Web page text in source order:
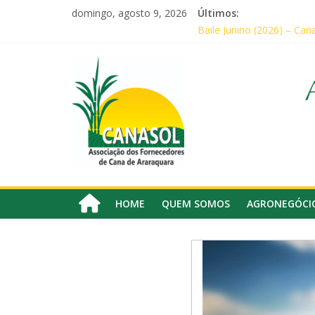
domingo, agosto 9, 2026
Últimos:
Associados da Canasol
Canasol marca
Canasol
Associação
dos
Fornecedores
HOME QUEM SOMOS